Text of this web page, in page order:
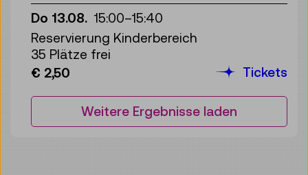
Do 13.08. 15:00–15:40
Reservierung Kinderbereich
35 Plätze frei
€ 2,50
Tickets
Weitere Ergebnisse laden